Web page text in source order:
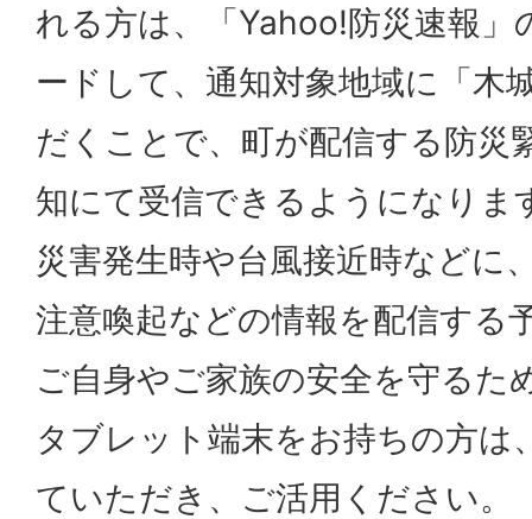
れる方は、「Yahoo!防災速報
ードして、通知対象地域に「木
だくことで、町が配信する防災
知にて受信できるようになりま
災害発生時や台風接近時などに
注意喚起などの情報を配信する
ご自身やご家族の安全を守るた
タブレット端末をお持ちの方は
ていただき、ご活用ください。